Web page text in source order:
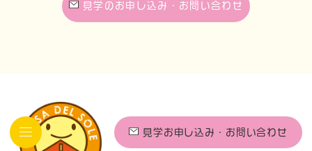
見学お申し込み・お問い合わせ
見学のお申し込み・お問い合わせ